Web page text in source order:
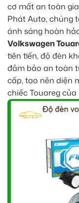
cơ mất an toàn
Phát Auto, chúng
ánh sáng hoàn
Volkswagen
tiên tiến, độ đèn
đảm bảo an toàn
cấp, tạo nên diện
chiếc Touareg của